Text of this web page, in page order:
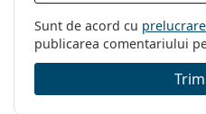
Sunt de acord cu
publicarea comentariului